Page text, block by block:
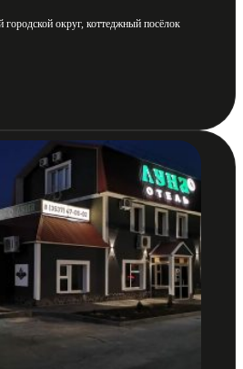
округ, коттеджный посёлок